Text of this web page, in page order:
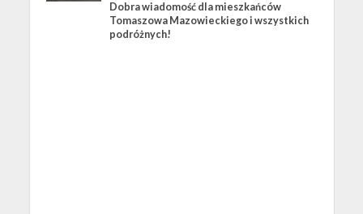
Dobra wiadomość dla mieszkańców
Tomaszowa Mazowieckiego i wszystkich
podróżnych!